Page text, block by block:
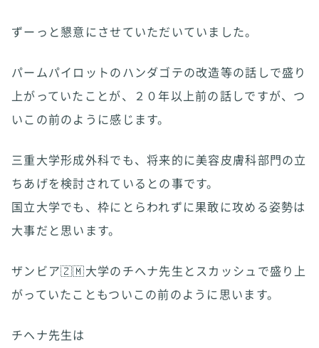
ずーっと懇意にさせていただいていました。
パームパイロットのハンダゴテの改造等の話しで盛り
上がっていたことが、２０年以上前の話しですが、つ
いこの前のように感じます。
三重大学形成外科でも、将来的に美容皮膚科部門の立
ちあげを検討されているとの事です。
国立大学でも、枠にとらわれずに果敢に攻める姿勢は
大事だと思います。
ザンビア🇿🇲大学のチヘナ先生とスカッシュで盛り上
がっていたこともついこの前のように思います。
チヘナ先生は